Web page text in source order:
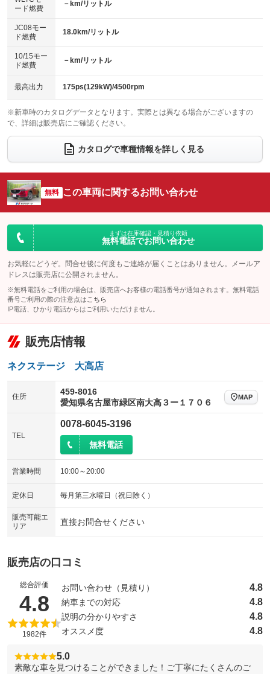
電動格納ミラー
：装備あり
エアロ
：装備なし
ローダウン
：装備なし
ベンチシート
：装備なし
チップアップシート
：装備なし
電動格納サードシート
：装備なし シートヒーター
：装備なし
ウォークスルー
電動リアゲート フロントカメラ
：装備なし
シートエアコン
：装備なし 全周囲カメラ
：装備なし
サイドカメラ
：装備なし ルーフレール
：装備なし
エアサスペンション ヘッドライトウォッシャー
ード燃費
－km/リットル
JC08モー
ド燃費
18.0km/リットル
10/15モー
ド燃費
－km/リットル
最高出力 175ps(129kW)/4500rpm
※新車時のカタログデータとなります。実際とは異なる場合がございますの
で、詳細は販売店にご確認ください。
カタログで車種情報を詳しく見る
無料 この車両に関するお問い合わせ
まずは在庫確認・見積り依頼
無料電話でお問い合わせ
お気軽にどうぞ。問合せ後に何度もご連絡が届くことはありません。メールア
ドレスは販売店に公開されません。
※無料電話をご利用の場合は、販売店へお客様の電話番号が通知されます。無料電話
番号ご利用の際の注意点は こちら
IP電話、ひかり電話からはご利用いただけません。
販売店情報
ネクステージ 大高店
住所
459-8016
愛知県名古屋市緑区南大高３ー１７０６
MAP
TEL
0078-6045-3196
無料電話
営業時間 10:00～20:00
定休日 毎月第三水曜日（祝日除く）
販売可能エ
リア
直接お問合せください
販売店の口コミ
総合評価
4.8 （5点満点中）
1982件
お問い合わせ（見積り） 4.8
納車までの対応 4.8
説明の分かりやすさ 4.8
オススメ度 4.8
5.0
素敵な車を見つけることができました！ご丁寧にたくさんのご